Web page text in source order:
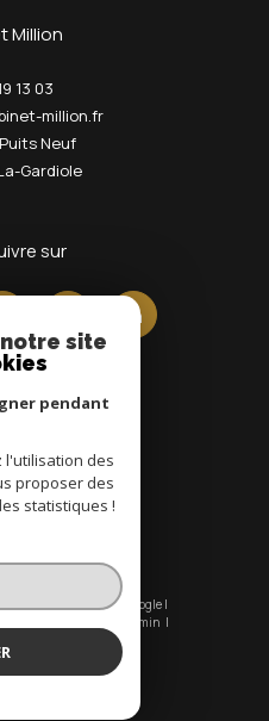
Million
13 03
million.fr
Neuf
Gardiole
sur
powered by Google |
Admin
site
pendant
l'utilisation des
proposer des
statistiques !